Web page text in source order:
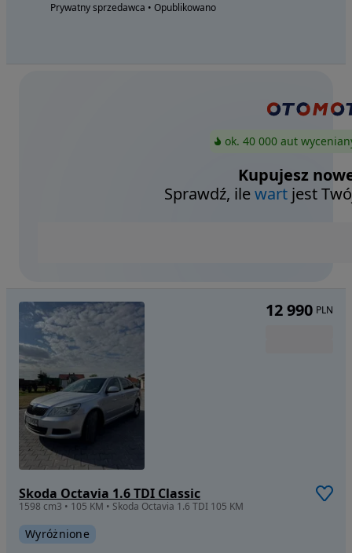
Prywatny sprzedawca • Opublikowano
ok. 40 000 aut
Kupujesz
Sprawdź, ilewart jest
Skoda Octavia 1.6 TDI Classic
1598 cm3 • 105 KM • Skoda Octavia 1.6 TDI 105 KM
Wyróżnione
12 990 PLN